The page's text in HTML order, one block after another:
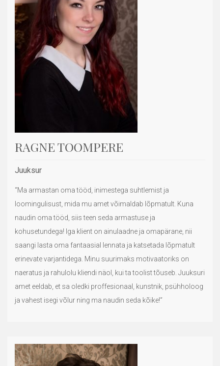
RAGNE TOOMPERE
Juuksur
“Ma armastan oma tööd, inimestega suhtlemist ja
loomingulisust, mida mu amet võimaldab lõpmatult. Kuna
naudin oma tööd, siis teen seda armastuse ja
kohusetundega! Iga klient on ainulaadne ja omapärane, nii
saangi lasta oma fantaasial lennata ja katsetada lõpmatult
erinevate varjantidega. Minu suurimaks motivaatoriks on
naeratus ja rahulolu kliendi näol, kui ta toolist tõuseb. Juuksuri
amet eeldab, et sa oledki proffesionaal, kunstnik, psühholoog
ja vahest isegi võlur ning ma naudin seda kõike!”